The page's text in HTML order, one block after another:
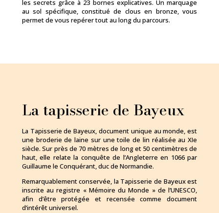
les secrets grâce à 23 bornes explicatives. Un marquage
au sol spécifique, constitué de clous en bronze, vous
permet de vous repérer tout au long du parcours.
La tapisserie de Bayeux
La Tapisserie de Bayeux, document unique au monde, est
une broderie de laine sur une toile de lin réalisée au XIe
siècle. Sur près de 70 mètres de long et 50 centimètres de
haut, elle relate la conquête de l’Angleterre en 1066 par
Guillaume le Conquérant, duc de Normandie.
Remarquablement conservée, la Tapisserie de Bayeux est
inscrite au registre « Mémoire du Monde » de l’UNESCO,
afin d’être protégée et recensée comme document
d’intérêt universel.